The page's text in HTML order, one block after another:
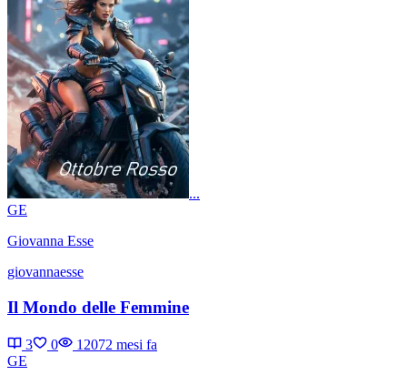
...
GE
Giovanna Esse
giovannaesse
Il Mondo delle Femmine
3 0 12072 mesi fa
GE